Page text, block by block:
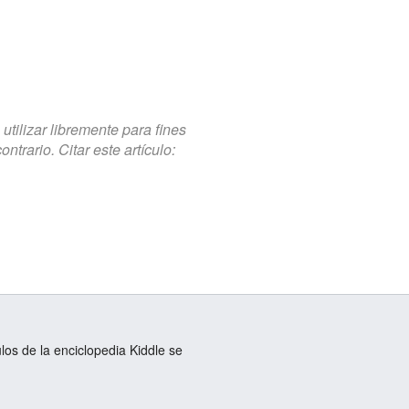
libremente para fines
Citar este artículo:
de la enciclopedia Kiddle se